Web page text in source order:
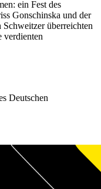
ein Fest des
Gonschinska und der
überreichten
verdienten
Deutschen